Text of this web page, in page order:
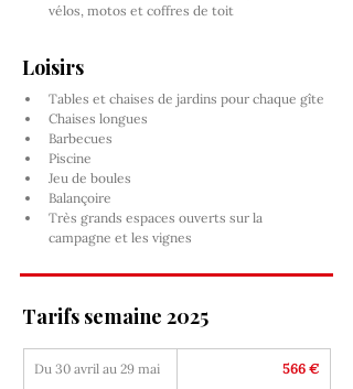
vélos, motos et coffres de toit
Loisirs
Tables et chaises de jardins pour chaque gîte
Chaises longues
Barbecues
Piscine
Jeu de boules
Balançoire
Très grands espaces ouverts sur la
campagne et les vignes
Tarifs semaine 2025
Du 30 avril au 29 mai 566 €